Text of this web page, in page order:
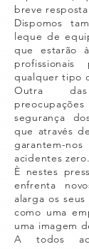
breve
Dispomos
leque de
que estarão
qualquer tipo
Outra
segurança
que através
garantem-
acidentes zero.
È nestes
enfrenta
alarga os
como uma
uma imagem
A todos